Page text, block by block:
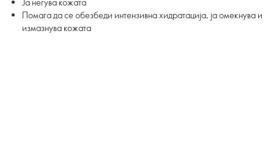
Помага да се обезбеди интензивна хидратација, ја омекнува и
измазнува кожата